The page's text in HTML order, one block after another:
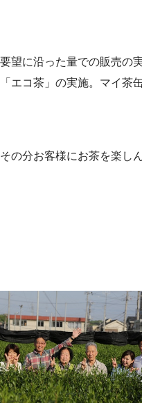
望に沿った量での販売の
エコ茶」の実施。マイ
の分お客様にお茶を楽し